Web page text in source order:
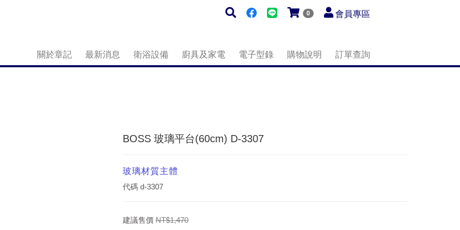
0 會員專區
關於章記 最新消息 衛浴設備 廚具及家電 電子型錄 購物說明 訂單查詢
BOSS 玻璃平台(60cm) D-3307
玻璃材質主體
代碼 d-3307
建議售價 NT$1,470